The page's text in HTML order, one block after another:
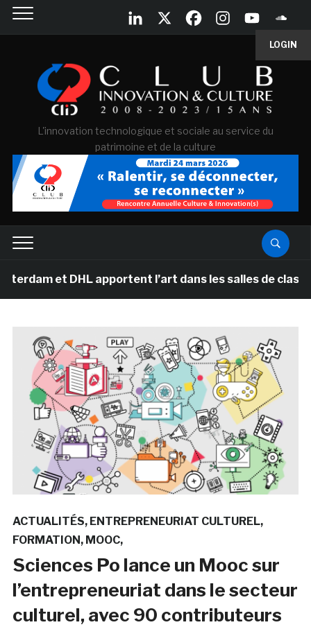
LOGIN
L'innovation technologique et sociale au service du
patrimoine et de la culture
et DHL apportent l’art dans les salles de classe des
ACTUALITÉS ENTREPRENEURIAT CULTUREL
FORMATION
MOOC
Sciences Po lance un Mooc sur
l’entrepreneuriat dans le secteur
culturel, avec 90 contributeurs